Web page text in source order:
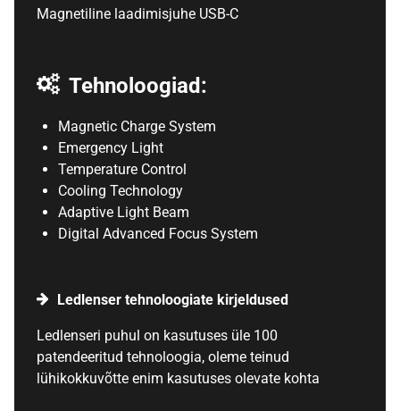
Magnetiline laadimisjuhe USB-C
Tehnoloogiad:
Magnetic Charge System
Emergency Light
Temperature Control
Cooling Technology
Adaptive Light Beam
Digital Advanced Focus System
Ledlenser tehnoloogiate kirjeldused
Ledlenseri puhul on kasutuses üle 100
patendeeritud tehnoloogia, oleme teinud
lühikokkuvõtte enim kasutuses olevate kohta